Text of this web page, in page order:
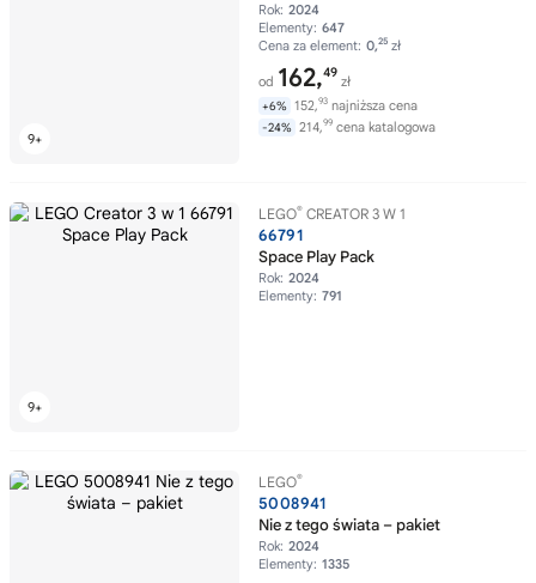
Rok: 2024
Elementy: 647
Cena za element: 0,25 zł
od 162,49
zł
+6% 152,93 najniższa cena
-24% 214,99 cena katalogowa
LEGO® CREATOR 3 W 1
66791
Space Play Pack
Rok: 2024
Elementy: 791
LEGO®
5008941
Nie z tego świata – pakiet
Rok: 2024
Elementy: 1335